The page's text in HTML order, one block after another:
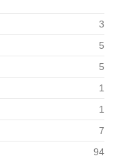
3
5
5
1
1
7
94